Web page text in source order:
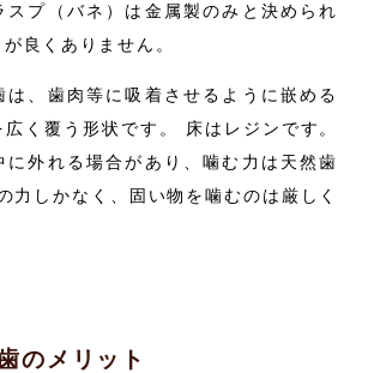
スプ（バネ）は金属製のみと決められ
良くありません。
は、歯肉等に吸着させるように嵌める
く覆う形状です。 床はレジンです。
に外れる場合があり、噛む力は天然歯
力しかなく、固い物を噛むのは厳しく
のメリット